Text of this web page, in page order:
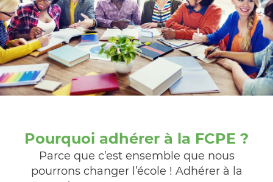
Pourquoi adhérer à la FCPE ?
Parce que c’est ensemble que nous
pourrons changer l’école ! Adhérer à la